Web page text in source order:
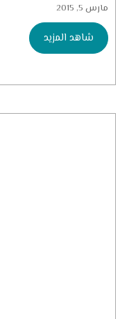
مارس 5, 2015
شاهد المزيد